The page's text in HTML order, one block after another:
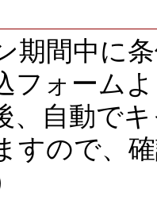
期間中に
フォーム
、自動で
すので、